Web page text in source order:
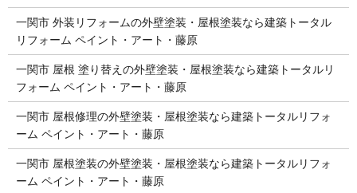
一関市 外装リフォームの外壁塗装・屋根塗装なら建築トータル
リフォーム ペイント・アート・藤原
一関市 屋根 塗り替えの外壁塗装・屋根塗装なら建築トータルリ
フォーム ペイント・アート・藤原
一関市 屋根修理の外壁塗装・屋根塗装なら建築トータルリフォ
ーム ペイント・アート・藤原
一関市 屋根塗装の外壁塗装・屋根塗装なら建築トータルリフォ
ーム ペイント・アート・藤原